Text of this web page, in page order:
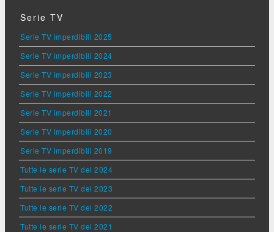
Serie TV
Serie TV imperdibili 2025
Serie TV imperdibili 2024
Serie TV imperdibili 2023
Serie TV imperdibili 2022
Serie TV imperdibili 2021
Serie TV imperdibili 2020
Serie TV imperdibili 2019
Tutte le serie TV del 2024
Tutte le serie TV del 2023
Tutte le serie TV del 2022
Tutte le serie TV del 2021